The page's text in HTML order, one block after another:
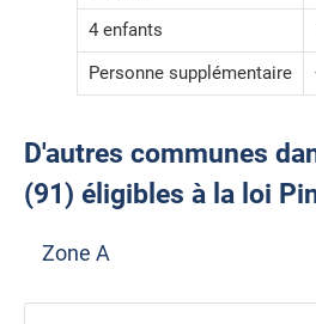
4 enfants
Personne supplémentaire
D'autres communes
(91) éligibles à la loi
Zone A